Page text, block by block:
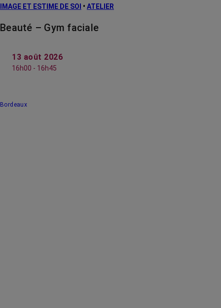
IMAGE ET ESTIME DE SOI • ATELIER
Beauté – Gym faciale
13 août 2026
16h00 - 16h45
Bordeaux